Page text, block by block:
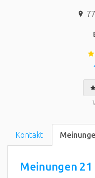
Kontakt
Meinungen 21